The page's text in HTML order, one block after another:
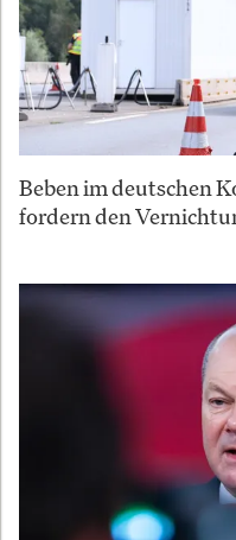
Beben im deutschen
fordern den